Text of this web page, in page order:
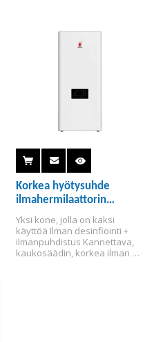
Korkea hyötysuhde
ilmahermilaattorin
puhdistaja
Yksi kone, jolla on kaksi
käyttöä Ilman desinfiointi +
ilmanpuhdistus Kannettava,
kaukosäädin, korkea ilman